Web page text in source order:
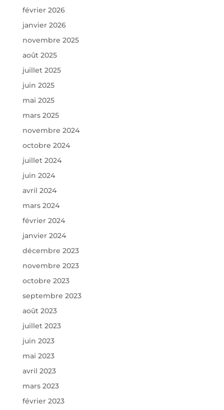
février 2026
janvier 2026
novembre 2025
août 2025
juillet 2025
juin 2025
mai 2025
mars 2025
novembre 2024
octobre 2024
juillet 2024
juin 2024
avril 2024
mars 2024
février 2024
janvier 2024
décembre 2023
novembre 2023
octobre 2023
septembre 2023
août 2023
juillet 2023
juin 2023
mai 2023
avril 2023
mars 2023
février 2023